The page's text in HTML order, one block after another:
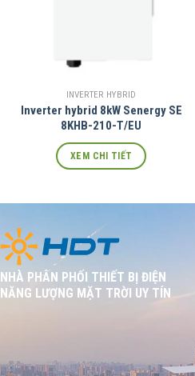
INVERTER HYBRID
Inverter hybrid 8kW Senergy SE
8KHB-210-T/EU
XEM CHI TIẾT
NHÀ PHÂN PHỐI THIẾT BỊ ĐIỆN
NĂNG LƯỢNG MẶT TRỜI UY TÍN